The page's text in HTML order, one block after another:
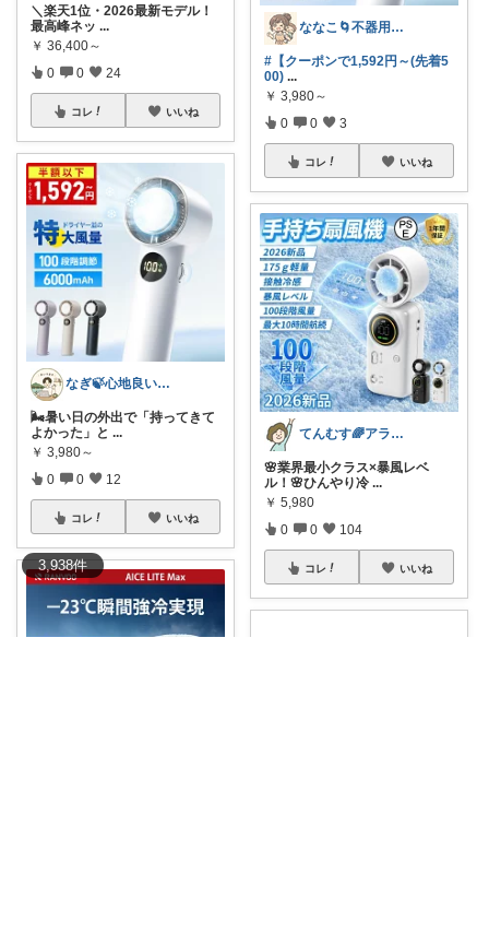
3,938件
＼楽天1位・2026最新モデル！
最高峰ネッ ...
￥ 36,400～
0 0 24
コレ いいね
なぎ🍃心地良い暮らしにしようや～
🌬️暑い日の外出で「持ってきて
よかった」と ...
￥ 3,980～
0 0 12
コレ いいね
ななこ🌀不器用ママ￤家事＆育児グッズ
#【クーポンで1,592円～(先着5
00) ...
￥ 3,980～
0 0 3
コレ いいね
てんむす🌈アラフィフ｜シンプル快適生活
🌸業界最小クラス×暴風レベ
ル！🌸ひんやり冷 ...
￥ 5,980
0 0 104
コレ いいね